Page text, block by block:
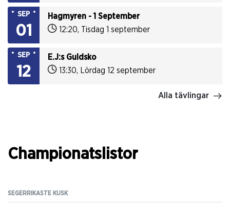
SEP
01
Hagmyren - 1 September
12:20, Tisdag 1 september
SEP
12
E.J:s Guldsko
13:30, Lördag 12 september
Alla tävlingar
Championatslistor
SEGERRIKASTE KUSK